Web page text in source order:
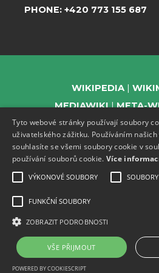
PHONE: +420 773 155 687
WIKIPEDIA
MEDIAWIKI
META-
WIKIBOOKS
WIKINEWS
EVENTS
Tyto webové stránky používají soubory
uživatelského zážitku. Používáním
souhlasíte se všemi soubory cookie v
používání souborů cookie. Více
VÝKONOVÉ SOUBORY
FUNKČNÍ SOUBORY
ZOBRAZIT PODROBNOSTI
VŠE PŘIJMOUT
POWERED BY COOKIESCRIPT